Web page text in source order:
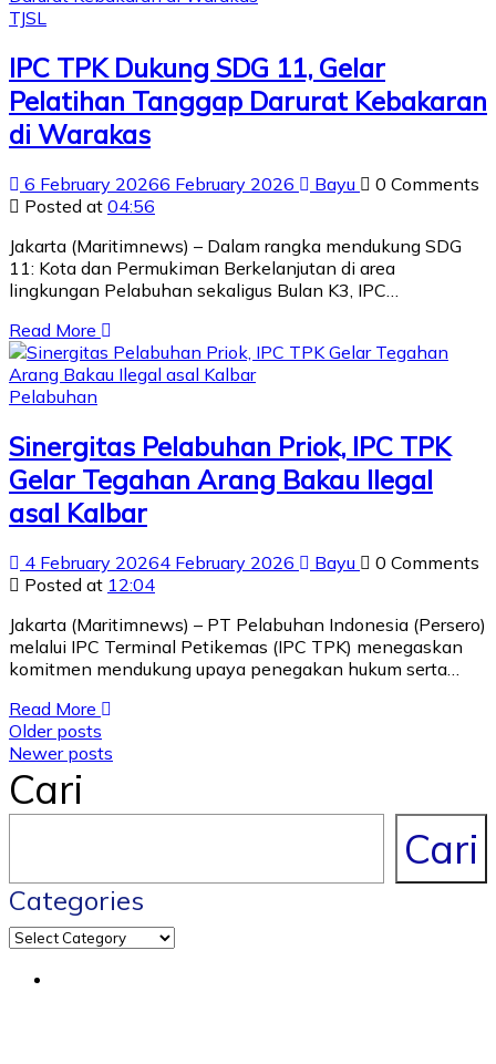
TJSL
IPC TPK Dukung SDG 11, Gelar
Pelatihan Tanggap Darurat Kebakaran
di Warakas
6 February 20266 February 2026 Bayu
0 Comments
Posted at 04:56
Jakarta (Maritimnews) – Dalam rangka mendukung SDG
11: Kota dan Permukiman Berkelanjutan di area
lingkungan Pelabuhan sekaligus Bulan K3, IPC…
Read More
Pelabuhan
Sinergitas Pelabuhan Priok, IPC TPK
Gelar Tegahan Arang Bakau Ilegal
asal Kalbar
4 February 20264 February 2026 Bayu
0 Comments
Posted at 12:04
Jakarta (Maritimnews) – PT Pelabuhan Indonesia (Persero)
melalui IPC Terminal Petikemas (IPC TPK) menegaskan
komitmen mendukung upaya penegakan hukum serta…
Read More
Older posts
Newer posts
Cari
Cari
Categories